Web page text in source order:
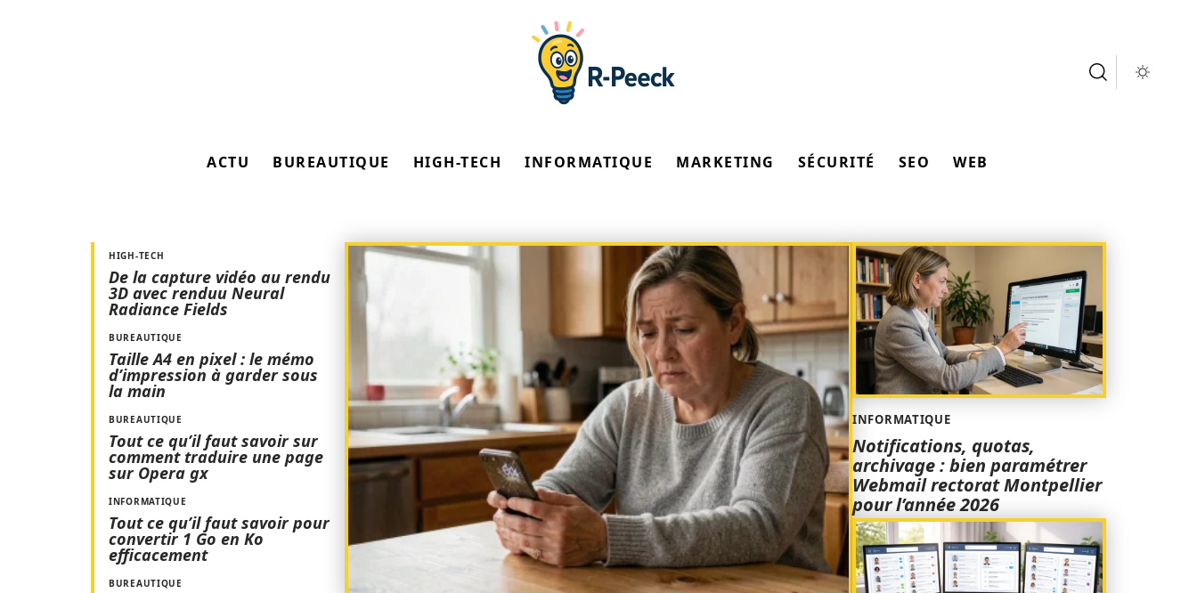
ACTU BUREAUTIQUE HIGH-TECH INFORMATIQUE MARKETING SÉCURITÉ SEO WEB
HIGH-TECH
De la capture vidéo au rendu
3D avec renduu Neural
Radiance Fields
BUREAUTIQUE
Taille A4 en pixel : le mémo
d’impression à garder sous
la main
BUREAUTIQUE
Tout ce qu’il faut savoir sur
comment traduire une page
sur Opera gx
INFORMATIQUE
Tout ce qu’il faut savoir pour
convertir 1 Go en Ko
efficacement
BUREAUTIQUE
INFORMATIQUE
Notifications, quotas,
archivage : bien paramétrer
Webmail rectorat Montpellier
pour l’année 2026